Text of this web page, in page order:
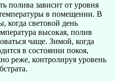
полива зависит от уровня
в помещении. В
когда световой день
высокая, полив
чаще. Зимой, когда
в состоянии покоя,
реже, контролируя уровень